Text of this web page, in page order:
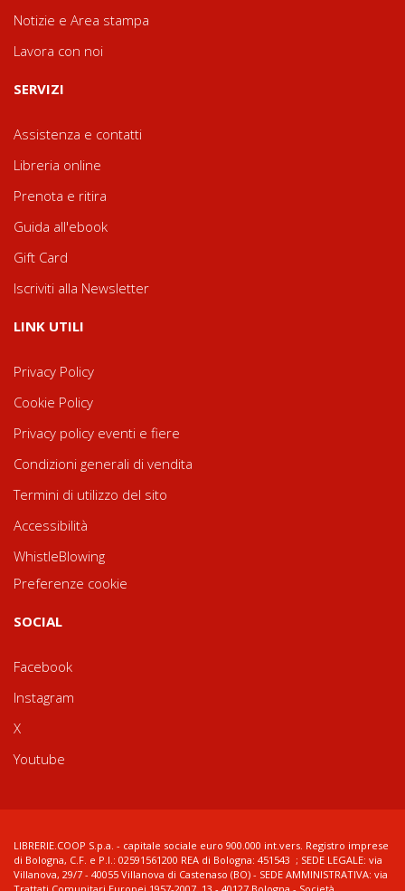
Notizie e Area stampa
Lavora con noi
SERVIZI
Assistenza e contatti
Libreria online
Prenota e ritira
Guida all'ebook
Gift Card
Iscriviti alla Newsletter
LINK UTILI
Privacy Policy
Cookie Policy
Privacy policy eventi e fiere
Condizioni generali di vendita
Termini di utilizzo del sito
Accessibilità
WhistleBlowing
Preferenze cookie
SOCIAL
Facebook
Instagram
X
Youtube
LIBRERIE.COOP S.p.a. - capitale sociale euro 900.000 int.vers. Registro imprese
di Bologna, C.F. e P.I.: 02591561200 REA di Bologna: 451543 ; SEDE LEGALE: via
Villanova, 29/7 - 40055 Villanova di Castenaso (BO) - SEDE AMMINISTRATIVA: via